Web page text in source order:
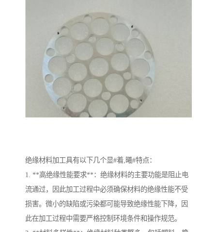
绝缘材料加工具有以下几个显#着,曦#特点：
1. **高绝缘性能要求**：绝缘材料的主要功能是阻止电
流通过，因此加工过程中必须确保材料的绝缘性能不受
损害。微小的缺陷或污染都可能导致绝缘性能下降，因
此在加工过程中需要严格控制环境条件和操作规范。